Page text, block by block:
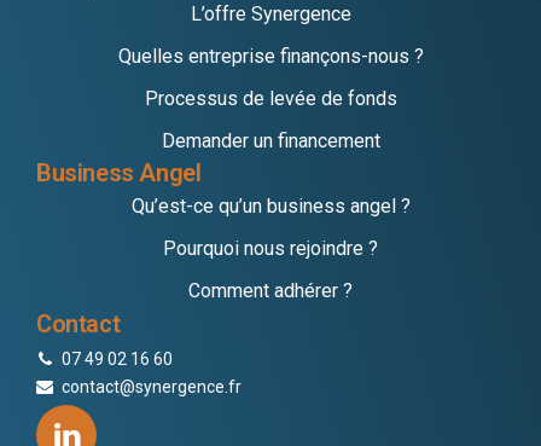
L’offre Synergence
Quelles entreprise finançons-nous ?
Processus de levée de fonds
Demander un financement
Business Angel
Qu’est-ce qu’un business angel ?
Pourquoi nous rejoindre ?
Comment adhérer ?
Contact
07 49 02 16 60
contact@synergence.fr